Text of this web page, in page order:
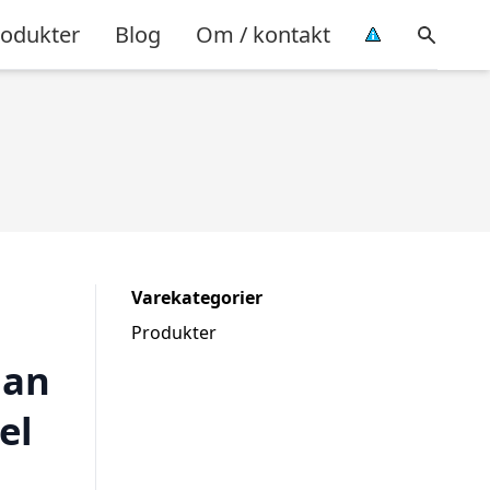
Blog Om / kontakt
Varekategorier
Produkter